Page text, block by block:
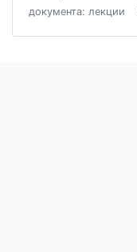
документа: лекции